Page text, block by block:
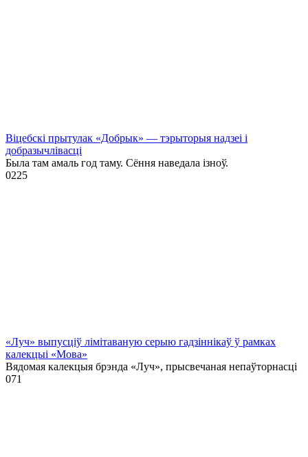
Віцебскі прытулак «‎Добрык»‎ — тэрыторыя надзеі і
добразычлівасці
Была там амаль год таму. Сёння наведала ізноў.
0225
«Луч» выпусціў лiмiтаваную серыю гадзіннікаў ў рамках
калекцыі «Мова»
Вядомая калекцыя брэнда «Луч», прысвечаная непаўторнасці
071